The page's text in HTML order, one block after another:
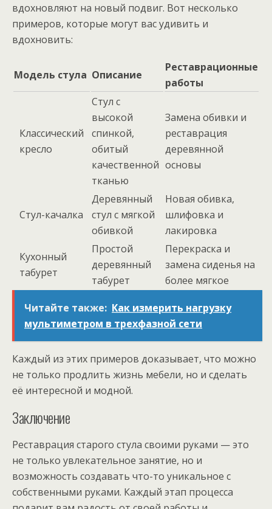
вдохновляют на новый подвиг. Вот несколько
примеров, которые могут вас удивить и
вдохновить:
Модель стула Описание
Реставрационные
работы
Классический
кресло
Стул с
высокой
спинкой,
обитый
качественной
тканью
Замена обивки и
реставрация
деревянной
основы
Стул-качалка
Деревянный
стул с мягкой
обивкой
Новая обивка,
шлифовка и
лакировка
Кухонный
табурет
Простой
деревянный
табурет
Перекраска и
замена сиденья на
более мягкое
Читайте также: Как измерить нагрузку
мультиметром в трехфазной сети
Каждый из этих примеров доказывает, что можно
не только продлить жизнь мебели, но и сделать
её интересной и модной.
Заключение
Реставрация старого стула своими руками — это
не только увлекательное занятие, но и
возможность создавать что-то уникальное с
собственными руками. Каждый этап процесса